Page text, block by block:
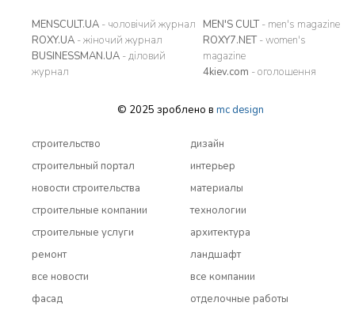
MENSCULT.UA - чоловічий журнал
ROXY.UA - жіночий журнал
BUSINESSMAN.UA - діловий
журнал
MEN'S CULT- men's magazine
ROXY7.NET- women's
magazine
4kiev.com - оголошення
© 2025 зроблено в mc design
строительство
строительный портал
новости строительства
строительные компании
строительные услуги
ремонт
все новости
дизайн
интерьер
материалы
технологии
архитектура
ландшафт
все компании
фасад
отделочные работы